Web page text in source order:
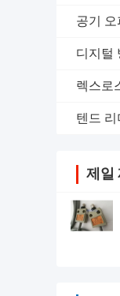
공기
디지털
렉스로
텐드 리
제일